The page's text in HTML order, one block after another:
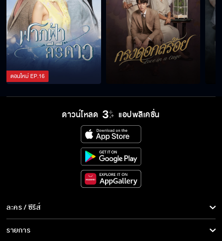
ตอนใหม่EP.16
ดาวน์โหลด แอปพลิเคชั่น
ละคร / ซีรีส์
ละคร/ซีรีส์
รายการ